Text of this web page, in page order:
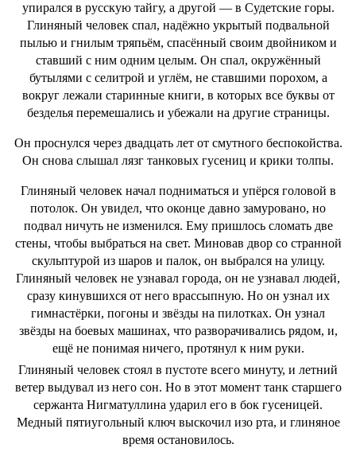
упирался в русскую тайгу, а другой — в Судетские горы.
Глиняный человек спал, надёжно укрытый подвальной
пылью и гнилым тряпьём, спасённый своим двойником и
ставший с ним одним целым. Он спал, окружённый
бутылями с селитрой и углём, не ставшими порохом, а
вокруг лежали старинные книги, в которых все буквы от
безделья перемешались и убежали на другие страницы.
Он проснулся через двадцать лет от смутного беспокойства.
Он снова слышал лязг танковых гусениц и крики толпы.
Глиняный человек начал подниматься и упёрся головой в
потолок. Он увидел, что оконце давно замуровано, но
подвал ничуть не изменился. Ему пришлось сломать две
стены, чтобы выбраться на свет. Миновав двор со странной
скульптурой из шаров и палок, он выбрался на улицу.
Глиняный человек не узнавал города, он не узнавал людей,
сразу кинувшихся от него врассыпную. Но он узнал их
гимнастёрки, погоны и звёзды на пилотках. Он узнал
звёзды на боевых машинах, что разворачивались рядом, и,
ещё не понимая ничего, протянул к ним руки.
Глиняный человек стоял в пустоте всего минуту, и летний
ветер выдувал из него сон. Но в этот момент танк старшего
сержанта Нигматуллина ударил его в бок гусеницей.
Медный пятиугольный ключ выскочил изо рта, и глиняное
время остановилось.